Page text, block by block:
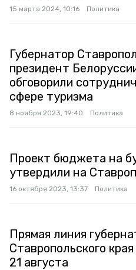
15 марта 2024, 10:16 Политика
Губернатор
президент
обговорили
сфере туризма
8 ноября 2023, 19:40 Политика
Проект бюджета на
утвердили на
16 октября 2023, 13:37 Политика
Прямая линия
Ставропольского
21 августа